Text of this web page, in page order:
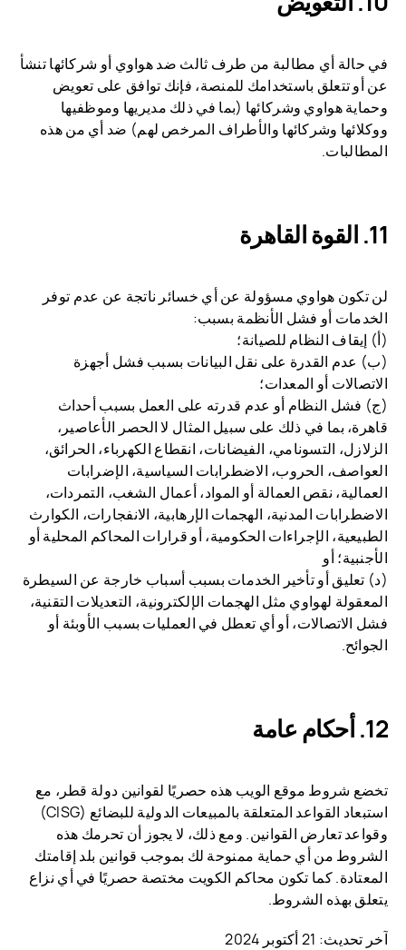
في حالة أي مطالبة من طرف ثالث ضد هواوي أو شركائها تنشأ
عن أو تتعلق باستخدامك للمنصة، فإنك توافق على تعويض
وحماية هواوي وشركائها (بما في ذلك مديريها وموظفيها
ووكلائها وشركائها والأطراف المرخص لهم) ضد أي من هذه
المطالبات.
القوة القاهرة
لن تكون هواوي مسؤولة عن أي خسائر ناتجة عن عدم توفر
الخدمات أو فشل الأنظمة بسبب:
(أ) إيقاف النظام للصيانة؛
(ب) عدم القدرة على نقل البيانات بسبب فشل أجهزة
الاتصالات أو المعدات؛
(ج) فشل النظام أو عدم قدرته على العمل بسبب أحداث
قاهرة، بما في ذلك على سبيل المثال لا الحصر الأعاصير،
الزلازل، التسونامي، الفيضانات، انقطاع الكهرباء، الحرائق،
العواصف، الحروب، الاضطرابات السياسية، الإضرابات
العمالية، نقص العمالة أو المواد، أعمال الشغب، التمردات،
الاضطرابات المدنية، الهجمات الإرهابية، الانفجارات، الكوارث
الطبيعية، الإجراءات الحكومية، أو قرارات المحاكم المحلية أو
الأجنبية؛ أو
(د) تعليق أو تأخير الخدمات بسبب أسباب خارجة عن السيطرة
المعقولة لهواوي مثل الهجمات الإلكترونية، التعديلات التقنية،
فشل الاتصالات، أو أي تعطل في العمليات بسبب الأوبئة أو
الجوائح.
أحكام عامة
تخضع شروط موقع الويب هذه حصريًا لقوانين دولة قطر، مع
استبعاد القواعد المتعلقة بالمبيعات الدولية للبضائع (CISG)
وقواعد تعارض القوانين. ومع ذلك، لا يجوز أن تحرمك هذه
الشروط من أي حماية ممنوحة لك بموجب قوانين بلد إقامتك
المعتادة. كما تكون محاكم الكويت مختصة حصريًا في أي نزاع
يتعلق بهذه الشروط.
آخر تحديث: 21 أكتوبر 2024